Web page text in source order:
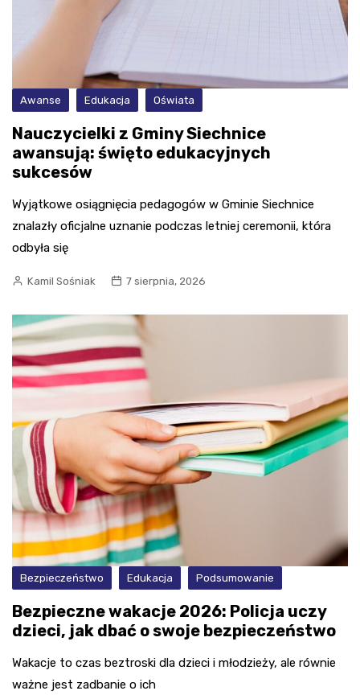
Awanse Edukacja Oświata
Nauczycielki z Gminy Siechnice
awansują: święto edukacyjnych
sukcesów
Wyjątkowe osiągnięcia pedagogów w Gminie Siechnice
znalazły oficjalne uznanie podczas letniej ceremonii, która
odbyła się
Kamil Sośniak 7 sierpnia, 2026
Bezpieczeństwo Edukacja Podsumowanie
Bezpieczne wakacje 2026: Policja uczy
dzieci, jak dbać o swoje bezpieczeństwo
Wakacje to czas beztroski dla dzieci i młodzieży, ale równie
ważne jest zadbanie o ich